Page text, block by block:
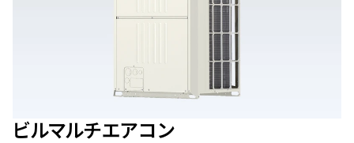
ビルマルチエアコン